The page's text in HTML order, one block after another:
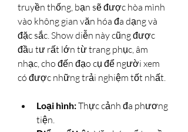
truyền thống, bạn sẽ được hòa mình
vào không gian văn hóa đa dạng và
đặc sắc. Show diễn này cũng được
đầu tư rất lớn từ trang phục, âm
nhạc, cho đến đạo cụ để người xem
có được những trải nghiệm tốt nhất.
Loại hình: Thực cảnh đa phương
tiện.